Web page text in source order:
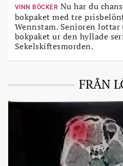
VINN BÖCKER Nu har du
bokpaket med tre
Wennstam. Senioren lottar
bokpaket ur den hyllade
Sekelskiftesmorden.
FRÅN